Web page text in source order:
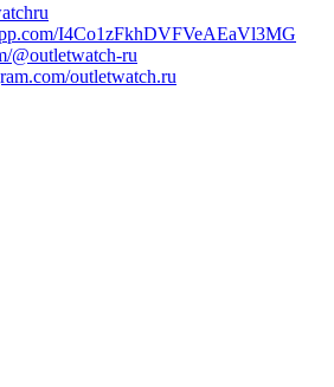
I4Co1zFkhDVFVeAEaVl3MG
@outletwatch-ru
outletwatch.ru